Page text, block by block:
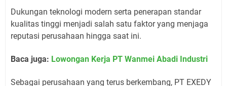
Dukungan teknologi modern serta penerapan standar
kualitas tinggi menjadi salah satu faktor yang menjaga
reputasi perusahaan hingga saat ini.
Baca juga: Lowongan Kerja PT Wanmei Abadi Industri
Sebagai perusahaan yang terus berkembang, PT EXEDY